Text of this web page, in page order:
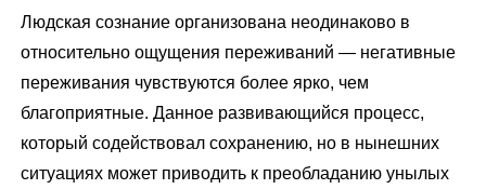
Людская сознание организована неодинаково в
относительно ощущения переживаний — негативные
переживания чувствуются более ярко, чем
благоприятные. Данное развивающийся процесс,
который содействовал сохранению, но в нынешних
ситуациях может приводить к преобладанию унылых